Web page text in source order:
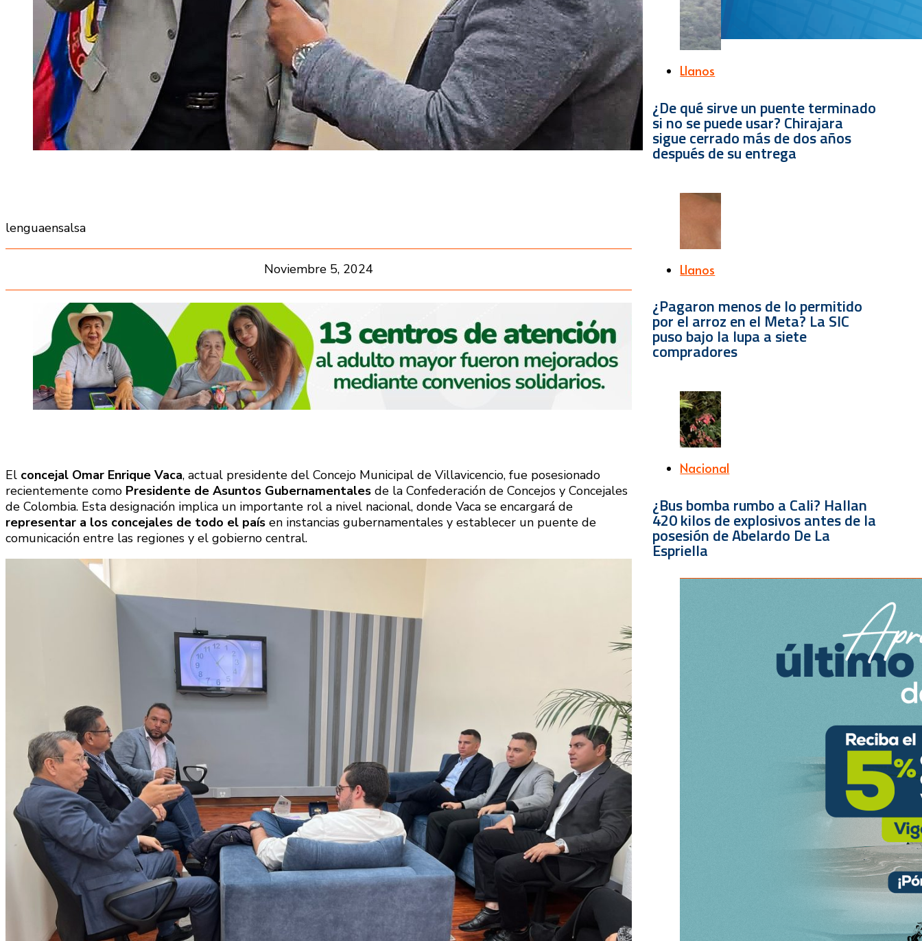
lenguaensalsa
Noviembre 5, 2024
El concejal Omar Enrique Vaca, actual presidente del Concejo Municipal de Villavicencio, fue posesionado
recientemente como Presidente de Asuntos Gubernamentales de la Confederación de Concejos y Concejales
de Colombia. Esta designación implica un importante rol a nivel nacional, donde Vaca se encargará de
representar a los concejales de todo el país en instancias gubernamentales y establecer un puente de
comunicación entre las regiones y el gobierno central.
Llanos
¿De qué sirve un puente terminado
si no se puede usar? Chirajara
sigue cerrado más de dos años
después de su entrega
Llanos
¿Pagaron menos de lo permitido
por el arroz en el Meta? La SIC
puso bajo la lupa a siete
compradores
Nacional
¿Bus bomba rumbo a Cali? Hallan
420 kilos de explosivos antes de la
posesión de Abelardo De La
Espriella